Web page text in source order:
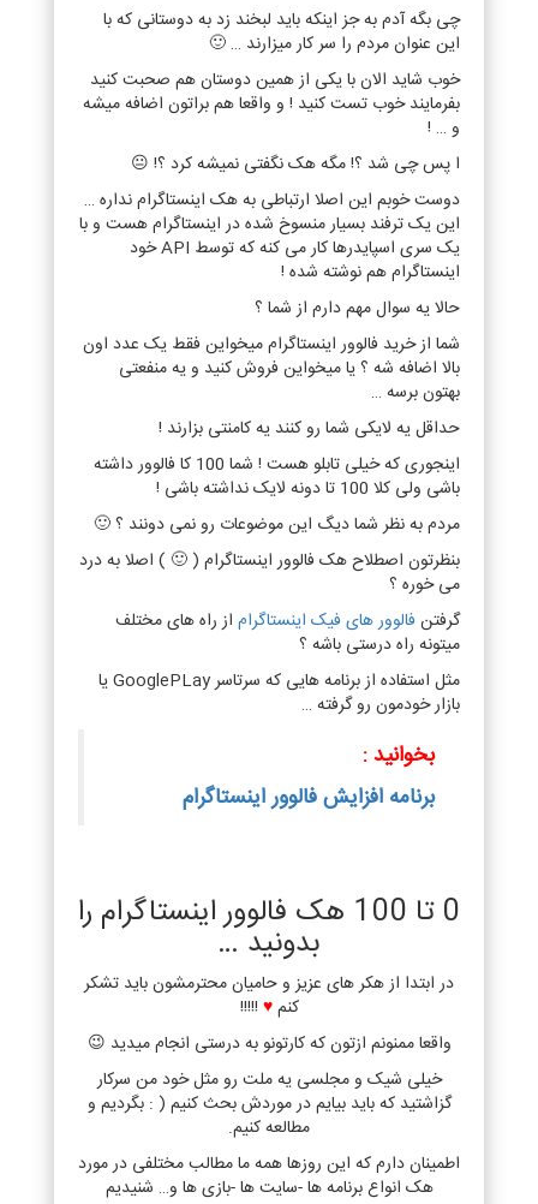
چی بگه آدم به جز اینکه باید لبخند زد به دوستانی که با
این عنوان مردم را سر کار میزارند … 🙂
خوب شاید الان با یکی از همین دوستان هم صحبت کنید
بفرمایند خوب تست کنید ! و واقعا هم براتون اضافه میشه
ا پس چی شد ؟! مگه هک نگفتی نمیشه کرد ؟! 😐
دوست خوبم این اصلا ارتباطی به هک اینستاگرام نداره …
این یک ترفند بسیار منسوخ شده در اینستاگرام هست و با
یک سری اسپایدرها کار می کنه که توسط API خود
اینستاگرام هم نوشته شده !
حالا یه سوال مهم دارم از شما ؟
شما از خرید فالوور اینستاگرام میخواین فقط یک عدد اون
بالا اضافه شه ؟ یا میخواین فروش کنید و یه منفعتی
بهتون برسه …
حداقل یه لایکی شما رو کنند یه کامنتی بزارند !
اینجوری که خیلی تابلو هست ! شما 100 کا فالوور داشته
باشی ولی کلا 100 تا دونه لایک نداشته باشی !
مردم به نظر شما دیگ این موضوعات رو نمی دونند ؟ 🙂
بنظرتون اصطلاح هک فالوور اینستاگرام ( 🙂 ) اصلا به درد
می خوره ؟
گرفتنفالوور های فیک اینستاگراماز راه های مختلف
میتونه راه درستی باشه ؟
مثل استفاده از برنامه هایی که سرتاسر GooglePLay یا
بازار خودمون رو گرفته …
بخوانید :
برنامه افزایش فالوور اینستاگرام
0 تا 100 هک فالوور اینستاگرام را
بدونید …
در ابتدا از هکر های عزیز و حامیان محترمشون باید تشکر
♥
!!!!!
واقعا ممنونم ازتون که کارتونو به درستی انجام میدید 😉
خیلی شیک و مجلسی یه ملت رو مثل خود من سرکار
گزاشتید که باید بیایم در موردش بحث کنیم ( : بگردیم و
مطالعه کنیم.
اطمینان دارم که این روزها همه ما مطالب مختلفی در مورد
هک انواع برنامه ها -سایت ها -بازی ها و… شنیدیم